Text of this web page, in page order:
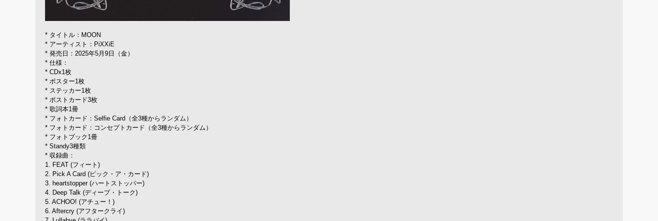
* タイトル：MOON
* アーティスト：PiXXiE
* 発売日：2025年5月9日（金）
* 仕様：
* CDx1枚
* ポスター1枚
* ステッカー1枚
* ポストカード3枚
* 歌詞本1冊
* フォトカード：Selfie Card（全3種からランダム）
* フォトカード：コンセプトカード（全3種からランダム）
* フォトブック1冊
* Standy3種類
* 収録曲：
1. FEAT (フィート)
2. Pick A Card (ピック・ア・カード)
3. heartstopper (ハートストッパー)
4. Deep Talk (ディープ・トーク)
5. ACHOO! (アチュー！)
6. Aftercry (アフタークライ)